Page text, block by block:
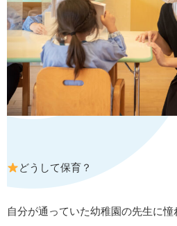
どうして保育？
自分が通っていた幼稚園の先生に憧